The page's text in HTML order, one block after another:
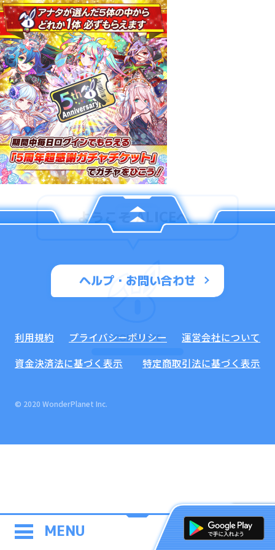
ようこそ ALICEへ_
COMPLETE
MENU
ヘルプ・お問い合わせ
利用規約 プライバシーポリシー
運営会社について
資金決済法に基づく表示
特定商取引法に基づく表示
© 2020 WonderPlanet Inc.